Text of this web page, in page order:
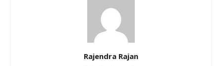
Rajendra Rajan